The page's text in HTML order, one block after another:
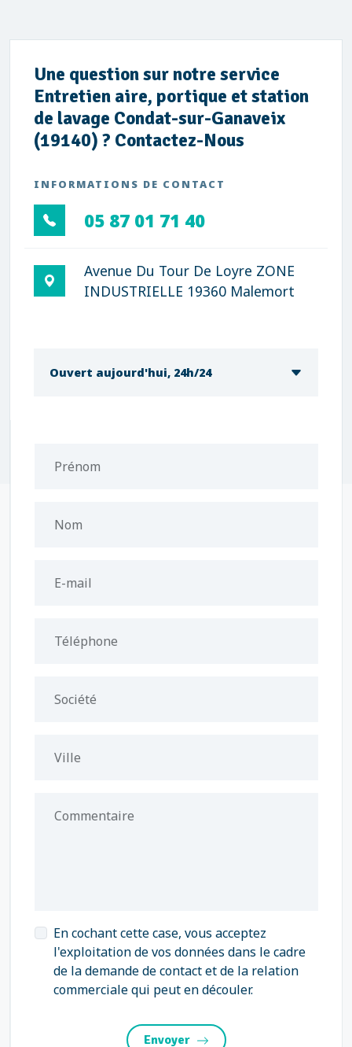
Une question sur notre service
Entretien aire, portique et station
de lavage Condat-sur-Ganaveix
(19140) ? Contactez-Nous
INFORMATIONS DE CONTACT
05 87 01 71 40
Avenue Du Tour De Loyre ZONE
INDUSTRIELLE 19360 Malemort
Ouvert aujourd'hui, 24h/24
Prénom
Nom
E-mail
Téléphone
Société
Ville
Commentaire
En cochant cette case, vous acceptez
l'exploitation de vos données dans le cadre
de la demande de contact et de la relation
commerciale qui peut en découler.
Envoyer